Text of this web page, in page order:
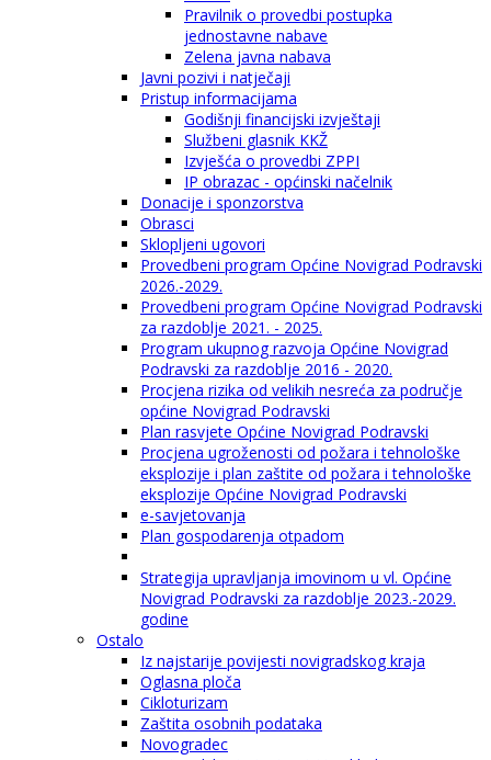
Pravilnik o provedbi postupka
jednostavne nabave
Zelena javna nabava
Javni pozivi i natječaji
Pristup informacijama
Godišnji financijski izvještaji
Službeni glasnik KKŽ
Izvješća o provedbi ZPPI
IP obrazac - općinski načelnik
Donacije i sponzorstva
Obrasci
Sklopljeni ugovori
Provedbeni program Općine Novigrad Podravski
2026.-2029.
Provedbeni program Općine Novigrad Podravski
za razdoblje 2021. - 2025.
Program ukupnog razvoja Općine Novigrad
Podravski za razdoblje 2016 - 2020.
Procjena rizika od velikih nesreća za područje
općine Novigrad Podravski
Plan rasvjete Općine Novigrad Podravski
Procjena ugroženosti od požara i tehnološke
eksplozije i plan zaštite od požara i tehnološke
eksplozije Općine Novigrad Podravski
e-savjetovanja
Plan gospodarenja otpadom
Strategija upravljanja imovinom u vl. Općine
Novigrad Podravski za razdoblje 2023.-2029.
godine
Ostalo
Iz najstarije povijesti novigradskog kraja
Oglasna ploča
Cikloturizam
Zaštita osobnih podataka
Novogradec